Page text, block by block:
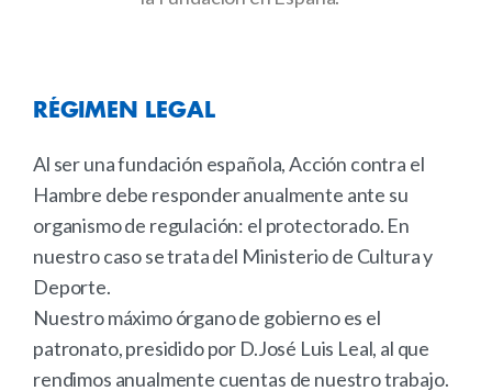
RÉGIMEN LEGAL
Al ser una fundación española, Acción contra el
Hambre debe responder anualmente ante su
organismo de regulación: el protectorado. En
nuestro caso se trata del Ministerio de Cultura y
Deporte.
Nuestro máximo órgano de gobierno es el
patronato, presidido por D.José Luis Leal, al que
rendimos anualmente cuentas de nuestro trabajo.